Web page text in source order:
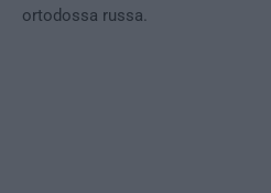
ortodossa russa.